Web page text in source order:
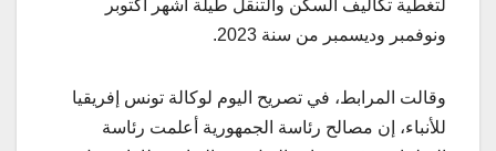
لتغطية تكاليف السكن والتنقل طيلة أشهر أكتوبر
ونوفمبر وديسمبر من سنة 2023.
وقالت المرابط، في تصريح اليوم لوكالة تونس إفريقيا
للأنباء، إن مصالح رئاسة الجمهورية أعلمت رئاسة